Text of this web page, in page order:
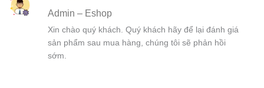
hạng55
Admin – Eshop
Xin chào quý khách. Quý khách hãy để lại đánh giá
sản phẩm sau mua hàng, chúng tôi sẽ phản hồi
sớm.